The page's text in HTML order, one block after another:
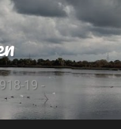
19 -